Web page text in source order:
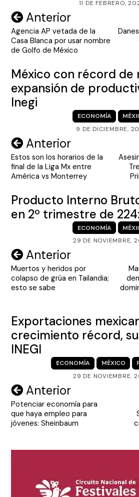
11 DE FEBRERO,
Navegación
de
entradas
Anterior
Agencia AP vetada de la
Casa Blanca por usar nombre
de Golfo de México
México con récord de
expansión de
Inegi
ECONOMÍA
9 DE DICIEMBRE,
Navegación
de
entradas
Anterior
Estos son los horarios de la
final de la Liga Mx entre
América vs Monterrey
Producto Interno
en 2º trimestre de
ECONOMÍA
29 DE NOVIEMBRE,
Navegación
de
entradas
Anterior
Muertos y heridos por
colapso de grúa en Tailandia;
esto se sabe
Exportaciones
crecimiento récord,
INEGI
ECONOMÍA MÉXICO
29 DE NOVIEMBRE,
Navegación
de
entradas
Anterior
Potenciar economía para
que haya empleo para
jóvenes: Sheinbaum